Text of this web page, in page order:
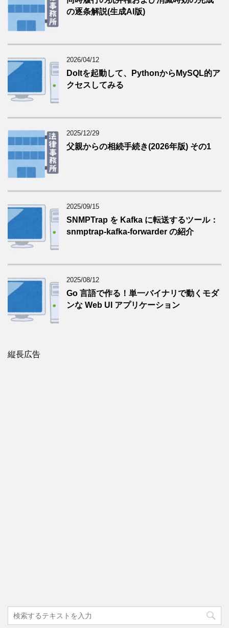
の逐条解説(生成AI版)
2026/04/12
Doltを起動して、PythonからMySQL的ア
クセスしてみる
2025/12/29
父親からの相続手続き(2026年版) その1
2025/09/15
SNMPTrap を Kafka に転送するツール：
snmptrap-kafka-forwarder の紹介
2025/08/12
Go 言語で作る！単一バイナリで動くモダ
ンな Web UI アプリケーション
縦長広告